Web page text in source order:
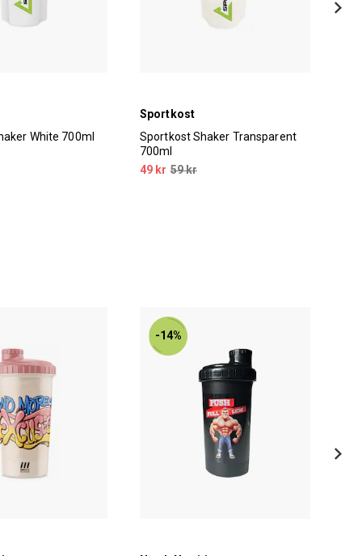
White 700ml
Sportkost
Sportkost Shaker Transparent
700ml
49 kr 59 kr
-14%